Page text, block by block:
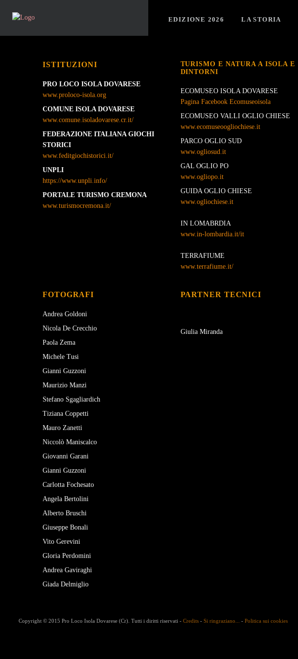
EDIZIONE 2026 LA STORIA
ISTITUZIONI
PRO LOCO ISOLA DOVARESE
www.proloco-isola.org
COMUNE ISOLA DOVARESE
www.comune.isoladovarese.cr.it/
FEDERAZIONE ITALIANA GIOCHI
STORICI
www.feditgiochistorici.it/
UNPLI
https://www.unpli.info/
PORTALE TURISMO CREMONA
www.turismocremona.it/
TURISMO E NATURA A ISOLA E
DINTORNI
ECOMUSEO ISOLA DOVARESE
Pagina Facebook Ecomuseoisola
ECOMUSEO VALLI OGLIO CHIESE
www.ecomuseoogliochiese.it
PARCO OGLIO SUD
www.ogliosud.it
GAL OGLIO PO
www.ogliopo.it
GUIDA OGLIO CHIESE
www.ogliochiese.it
IN LOMABRDIA
www.in-lombardia.it/it
TERRAFIUME
www.terrafiume.it/
FOTOGRAFI
Andrea Goldoni
Nicola De Crecchio
Paola Zema
Michele Tusi
Gianni Guzzoni
Maurizio Manzi
Stefano Sgagliardich
Tiziana Coppetti
Mauro Zanetti
Niccolò Maniscalco
Giovanni Garani
Gianni Guzzoni
Carlotta Fochesato
Angela Bertolini
Alberto Bruschi
Giuseppe Bonali
Vito Gerevini
Gloria Perdomini
Andrea Gaviraghi
Giada Delmiglio
PARTNER TECNICI
Giulia Miranda
Copyright © 2015 Pro Loco Isola Dovarese (Cr). Tutti i diritti riservati - Credits - Si ringraziano... - Politica sui cookies